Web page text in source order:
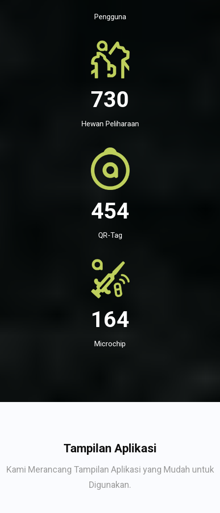
Pengguna
730
Hewan Peliharaan
454
QR-Tag
164
Microchip
Tampilan Aplikasi
Kami Merancang Tampilan Aplikasi yang Mudah untuk
Digunakan.